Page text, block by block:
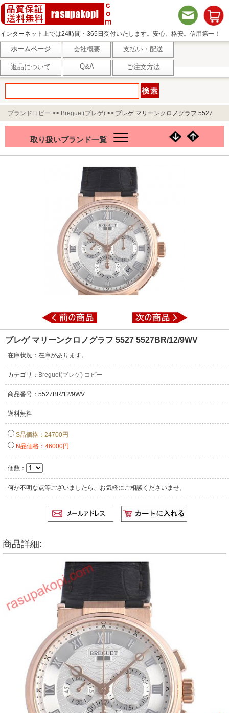
インターネット上では24時間・365日受付いたします。安心、格安。信用第一！
ホームページ 会社概要 支払い・配送
返品について Q&A ご注文方法
ブランドコピー >> Breguet(ブレゲ) >> ブレゲ マリーンクロノグラフ 5527
取り扱いブランド一覧
ブレゲ マリーンクロノグラフ 5527 5527BR/12/9WV
在庫状況：在庫があります。
カテゴリ： Breguet(ブレゲ) コピー
商品番号：5527BR/12/9WV
送料無料
S品価格：24700円
N品価格：46000円
個数：
何か不明な点等ございましたら、お気軽にご相談くださいませ。
商品詳細: